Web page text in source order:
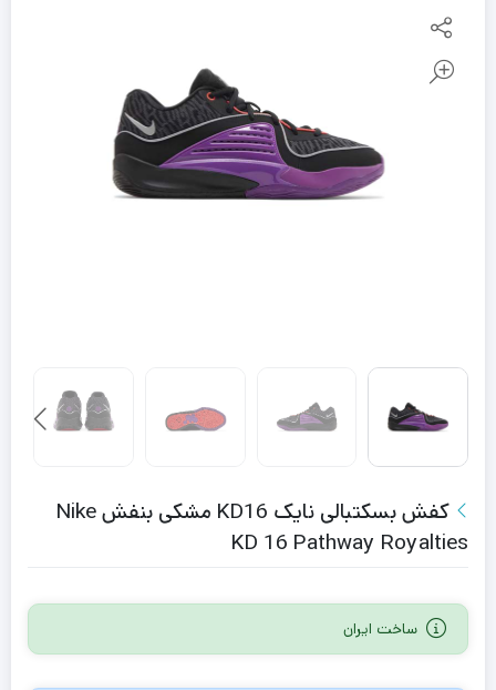
کفش بسکتبالی نایک KD16 مشکی بنفش Nike
KD 16 Pathway Royalties
ساخت ایران